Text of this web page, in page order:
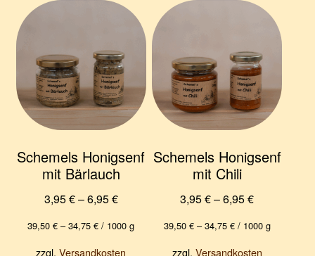
mehrere
Varianten
auf.
Optionen
können
auf
Produktseite
gewählt
auf.
Schemels Honigsenf
mit Bärlauch
3,95€–6,95€
39,50€ –34,75€ / 1000 g
zzgl.Versandkosten
Schemels Honigsenf
mit Chili
3,95€–6,95€
39,50 €– 34,75 €/ 1000 g
zzgl. Versandkosten